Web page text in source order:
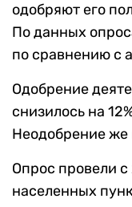
одобряют его
По данных
по сравнению с
Одобрение
снизилось на
Неодобрение же
Опрос провели
населенных